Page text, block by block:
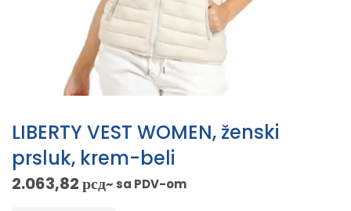
LIBERTY VEST WOMEN, ženski
prsluk, krem-beli
2.063,82рсд~ sa PDV-om